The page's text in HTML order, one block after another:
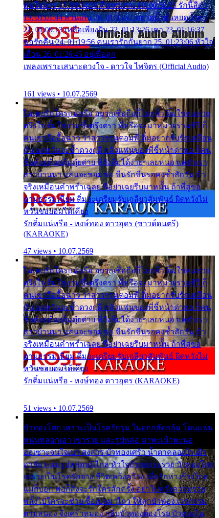
คนใจมาร 17. 00:54:50 คืนทรมาน 18. 00:58:25 รักนี้สีดำ
19. 01:01:44 ส่วนเกิน 20. 01:05:42 หยาดน้ำฝนหยดน้ำตา
21. 01:09:13 เหลือเพียงฝัน 22. 01:13:26 เขา 23. 01:16:37
ขอรักคืน 24. 01:19:56 คนเรารักกันยาก 25. 01:23:06 หัวใจ
เถื่อน 26. 01:26:45 อยู่เพื่อลูก
เพลงเพราะเสนาะดวงใจ - ดาวใจ ไพจิตร (Official Audio)
161 views • 10.07.2569
ไม่เคยรักใครแน่หรือ อยากเชื่อถือก็ไม่กล้า ติ๋มใช่คนสวย
ตรึงใจ ติ๋มใช่งามซึ้งตรึงตรา พี่หรือจะมาหมายร่วมชีวี ก็
คนเขาลืออื้อฉาว ว่าสาวๆรุมตอมพี่ ติ๋มอยากรับรักเหมือน
กัน แต่หวั่นจะช้ำดวงฤดี กลัวแฟนของพี่ชี้หน้าด่าทอ ก็คน
ชื่อต๋อยต้อยตุ้มตุ๋ยต่าย พี่ยังลืมได้ง่ายๆเลยหนอ แค่ตัวเรา
สาวบ้านนา แสนจะซอมซ่อ ขืนรักขืนรอคงช้ำสักวัน ถ้า
จริงเหมือนคำพร่ำเฉลย พี่อย่าเฉยรีบมาหมั้น ถ้าพี่สู่ขอ
ตามธรรมเนียม ติ๋มจะเตรียมรับเกลียวสัมพันธ์ ผิดหวังไม่
หวั่นขอยอมได้เคียง
รักติ๋มแน่หรือ - หงษ์ทอง ดาวอุดร (ซาวด์ดนตรี)
(KARAOKE)
47 views • 10.07.2569
ไม่เคยรักใครแน่หรือ อยากเชื่อถือก็ไม่กล้า ติ๋มใช่คนสวย
ตรึงใจ ติ๋มใช่งามซึ้งตรึงตรา พี่หรือจะมาหมายร่วมชีวี ก็
คนเขาลืออื้อฉาว ว่าสาวๆรุมตอมพี่ ติ๋มอยากรับรักเหมือน
กัน แต่หวั่นจะช้ำดวงฤดี กลัวแฟนของพี่ชี้หน้าด่าทอ ก็คน
ชื่อต๋อยต้อยตุ้มตุ๋ยต่าย พี่ยังลืมได้ง่ายๆเลยหนอ แค่ตัวเรา
สาวบ้านนา แสนจะซอมซ่อ ขืนรักขืนรอคงช้ำสักวัน ถ้า
จริงเหมือนคำพร่ำเฉลย พี่อย่าเฉยรีบมาหมั้น ถ้าพี่สู่ขอ
ตามธรรมเนียม ติ๋มจะเตรียมรับเกลียวสัมพันธ์ ผิดหวังไม่
หวั่นขอยอมได้เคียง
รักติ๋มแน่หรือ - หงษ์ทอง ดาวอุดร (KARAOKE)
51 views • 10.07.2569
บัวทองโศก เพราะเป็นโรครักรุม ในอกกลัดกลุ้ม โดนแฟน
หนุ่มหลอกเอา เขารวย และรูปหล่อ มาพะเน้าพะนอ
ออเซาะจนใจเบา สงสาร บัวทองเศร้า น้ำตาคลอเบ้า เฝ้า
อาลัย หนุ่มรูปหล่อหนีไกล หัวใจบัวทองระรวย บัวทองโศก
เพราะเป็นโรครักจาง ชีวิตเคว้งคว้าง เมื่อรักห่างร้างไกล
แม่ก็บอก พ่อก็สั่งจะรักใครสักครั้ง อย่าไปหวังความรวย
พลั้งไปใครจะช่วย ซื้อเปลมาไกว ให้ลูกบัวทอง เวรกรรม
ตามสนอง จึงเศร้าหมอง กลีบบัวทองต้องโรย บัวทองไม่